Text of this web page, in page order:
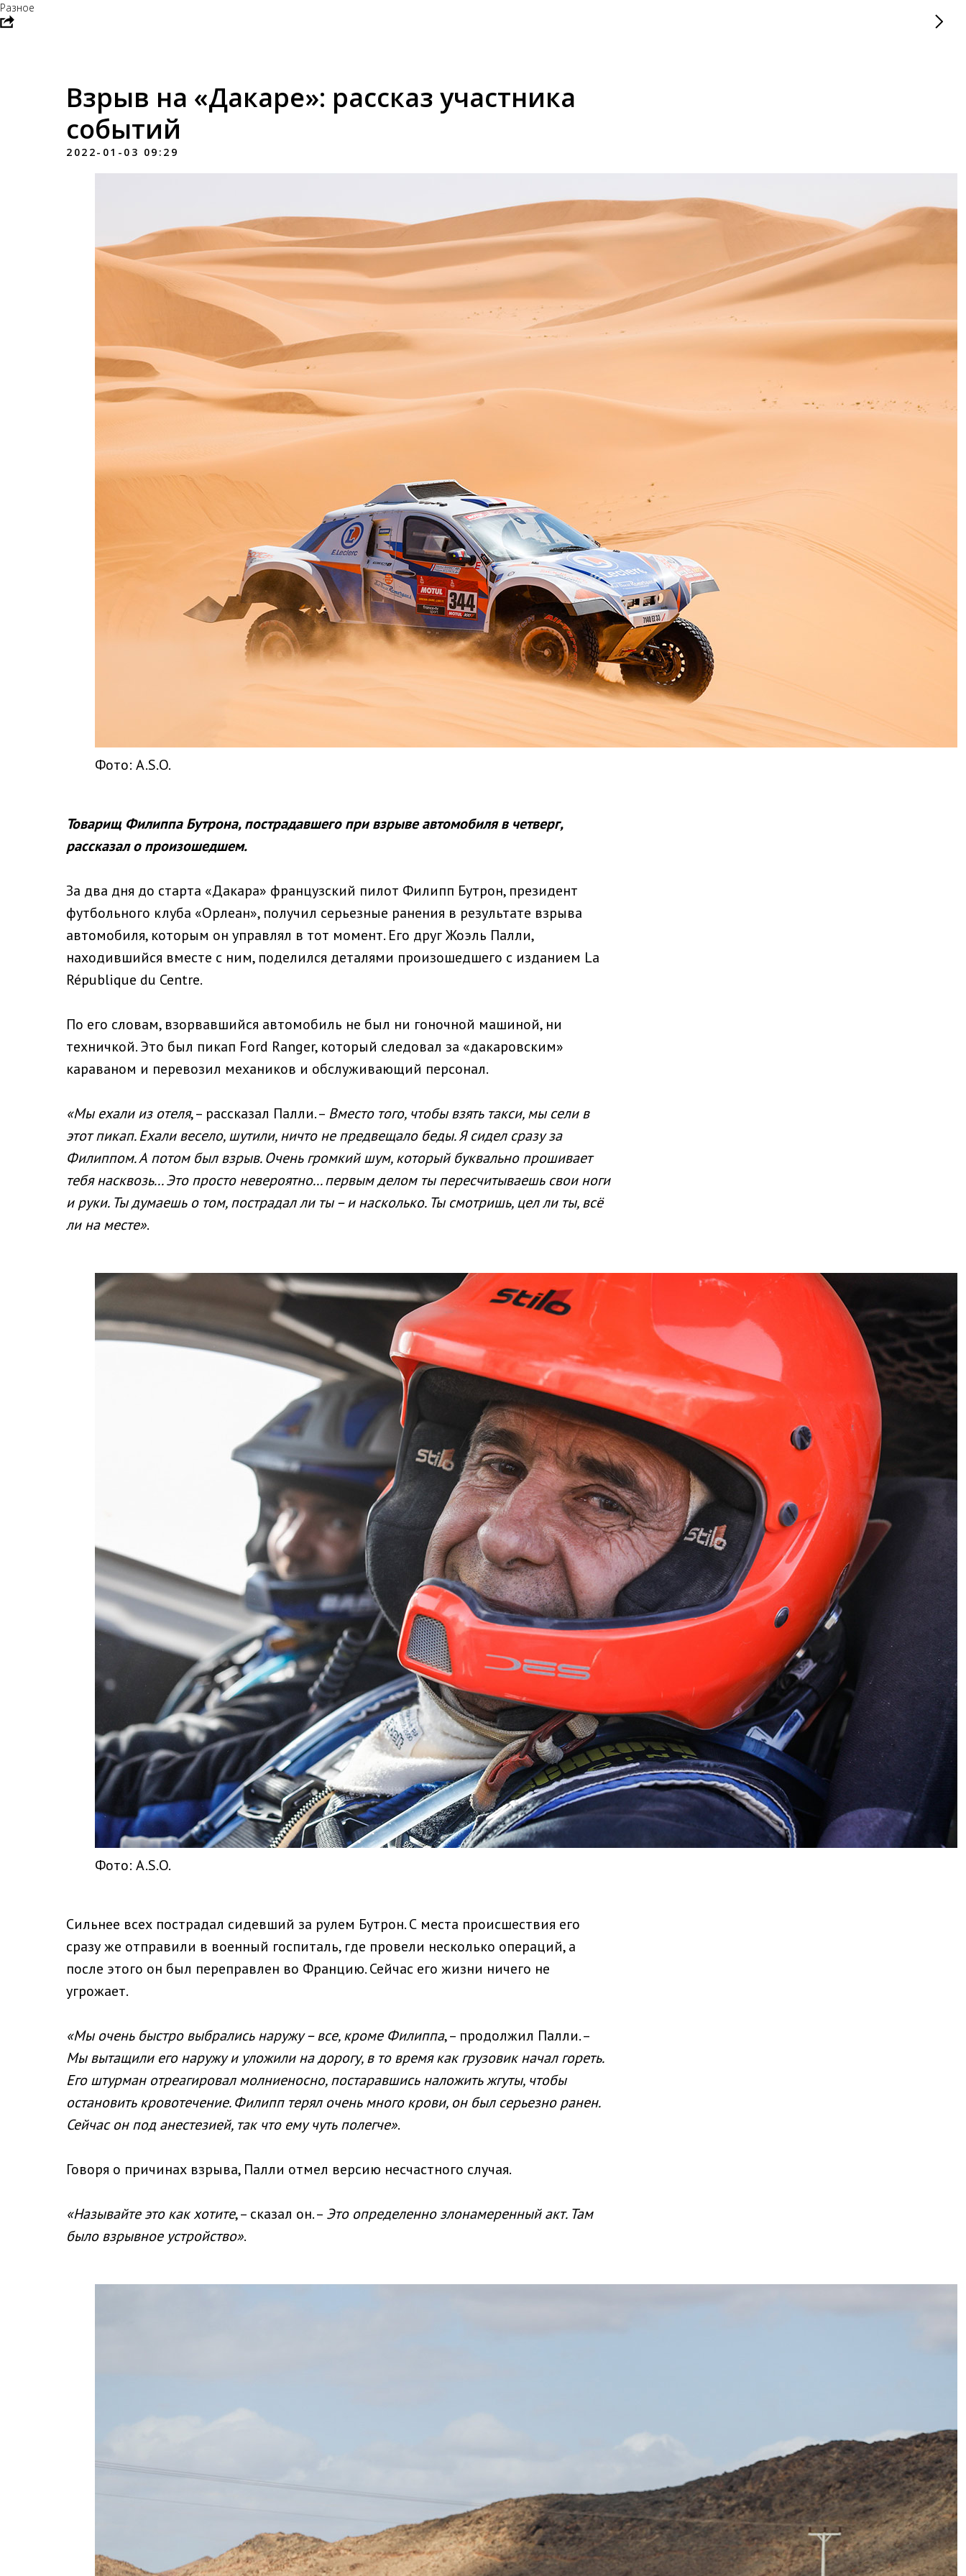
Разное
Взрыв на «Дакаре»: рассказ участника
событий
2022-01-03 09:29
Фото: A.S.O.
Товарищ Филиппа Бутрона, пострадавшего при взрыве автомобиля в четверг,
рассказал о произошедшем.
За два дня до старта «Дакара» французский пилот Филипп Бутрон, президент
футбольного клуба «Орлеан», получил серьезные ранения в результате взрыва
автомобиля, которым он управлял в тот момент. Его друг Жоэль Палли,
находившийся вместе с ним, поделился деталями произошедшего с изданием La
République du Centre.
По его словам, взорвавшийся автомобиль не был ни гоночной машиной, ни
техничкой. Это был пикап Ford Ranger, который следовал за «дакаровским»
караваном и перевозил механиков и обслуживающий персонал.
«Мы ехали из отеля, – рассказал Палли. – Вместо того, чтобы взять такси, мы сели в
этот пикап. Ехали весело, шутили, ничто не предвещало беды. Я сидел сразу за
Филиппом. А потом был взрыв. Очень громкий шум, который буквально прошивает
тебя насквозь... Это просто невероятно... первым делом ты пересчитываешь свои ноги
и руки. Ты думаешь о том, пострадал ли ты – и насколько. Ты смотришь, цел ли ты, всё
ли на месте».
Фото: A.S.O.
Сильнее всех пострадал сидевший за рулем Бутрон. С места происшествия его
сразу же отправили в военный госпиталь, где провели несколько операций, а
после этого он был переправлен во Францию. Сейчас его жизни ничего не
угрожает.
«Мы очень быстро выбрались наружу – все, кроме Филиппа, – продолжил Палли. –
Мы вытащили его наружу и уложили на дорогу, в то время как грузовик начал гореть.
Его штурман отреагировал молниеносно, постаравшись наложить жгуты, чтобы
остановить кровотечение. Филипп терял очень много крови, он был серьезно ранен.
Сейчас он под анестезией, так что ему чуть полегче».
Говоря о причинах взрыва, Палли отмел версию несчастного случая.
«Называйте это как хотите, – сказал он. – Это определенно злонамеренный акт. Там
было взрывное устройство».